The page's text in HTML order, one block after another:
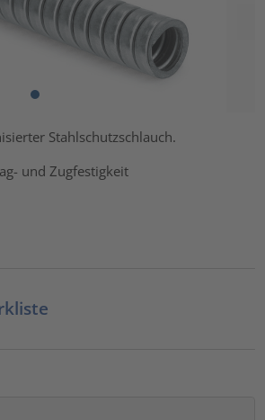
Stahlschutzschlauch.
und Zugfestigkeit